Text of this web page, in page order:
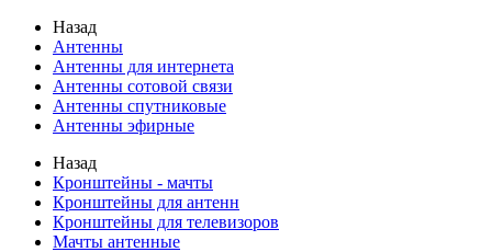
Назад
Антенны
Антенны для интернета
Антенны сотовой связи
Антенны спутниковые
Антенны эфирные
Назад
Кронштейны - мачты
Кронштейны для антенн
Кронштейны для телевизоров
Мачты антенные